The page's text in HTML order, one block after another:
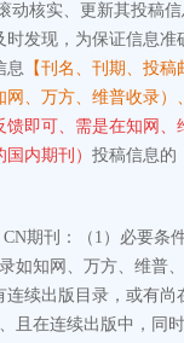
动核实、更新其投稿
发现，为保证信息
息 【刊名、刊期、投
、万方、维普收录）
即可、需是在知网
内期刊） 投稿信息的
期刊：
（1）必要条
如知网、万方、维普
续出版目录，或有
且在连续出版中，同